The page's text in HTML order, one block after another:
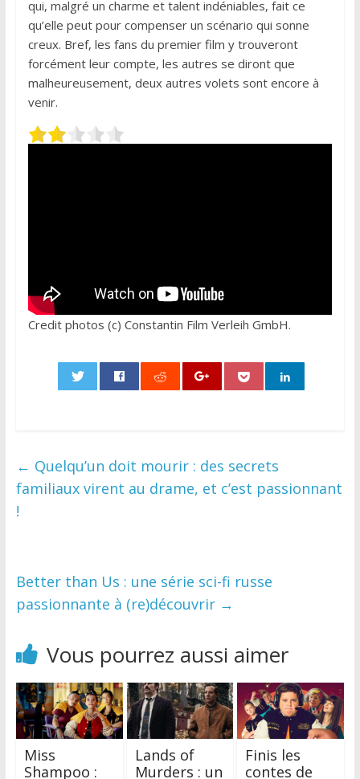
qui, malgré un charme et talent indéniables, fait ce
qu’elle peut pour compenser un scénario qui sonne
creux. Bref, les fans du premier film y trouveront
forcément leur compte, les autres se diront que
malheureusement, deux autres volets sont encore à
venir.
Credit photos (c) Constantin Film Verleih GmbH.
← Quelqu’un doit mourir : des secrets
familiaux virent au drame, et c’est passionnant
!
Better than Us : une série sci-fi russe
passionnante à (re)découvrir →
Vous pourrez aussi aimer
Miss
Shampoo :
Lands of
Murders : un
Finis les
contes de